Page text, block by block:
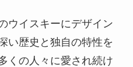
ウイスキーにデザイン
い歴史と独自の特性を
くの人々に愛され続け